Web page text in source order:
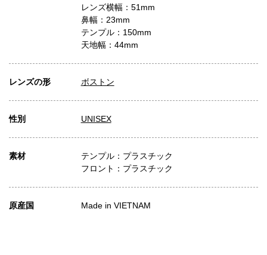
レンズ横幅：51mm
鼻幅：23mm
テンプル：150mm
天地幅：44mm
レンズの形 ボストン
性別 UNISEX
素材
テンプル：プラスチック
フロント：プラスチック
原産国 Made in VIETNAM